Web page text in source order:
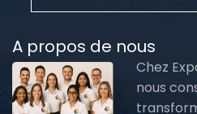
A propos de nous
Chez
nous